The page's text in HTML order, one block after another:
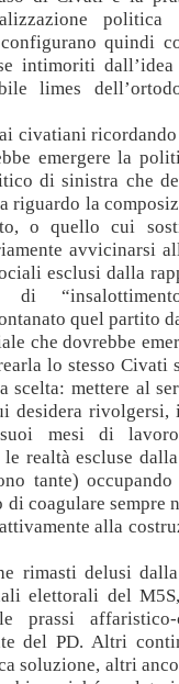
politica
quindi
intimoriti
limes
civatiani
emergere la
di sinistra che
riguardo la
o quello cui
avvicinarsi
esclusi dalla
di
quel partito
che dovrebbe
lo stesso Civati
scelta: mettere al
desidera
mesi di
realtà escluse
tante) occupando
coagulare sempre
alla
rimasti delusi
elettorali del
prassi affaristico-
del PD. Altri
soluzione, altri